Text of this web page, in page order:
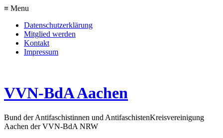
≡ Menu
Datenschutzerklärung
Mitglied werden
Kontakt
Impressum
VVN-BdA Aachen
Bund der Antifaschistinnen und AntifaschistenKreisvereinigung
Aachen der VVN-BdA NRW